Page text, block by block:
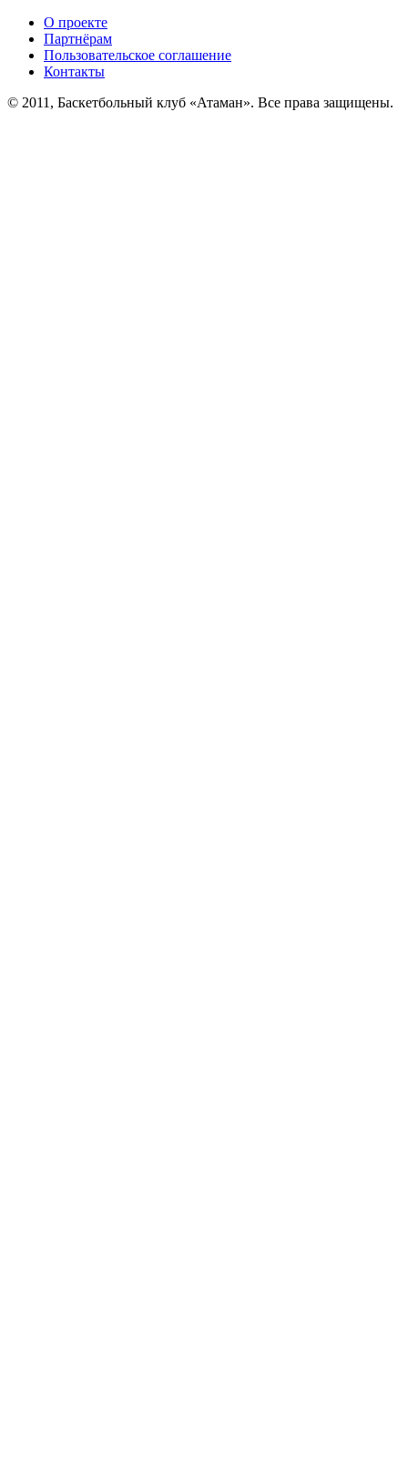
О проекте
Партнёрам
Пользовательское соглашение
Контакты
© 2011, Баскетбольный клуб «Атаман». Все права защищены.